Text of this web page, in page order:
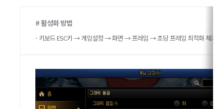
# 활성화 방법
- 키보드 ESC키 → 게임설정 → 화면 → 프레임 → 초당 프레임 최적화 체크박